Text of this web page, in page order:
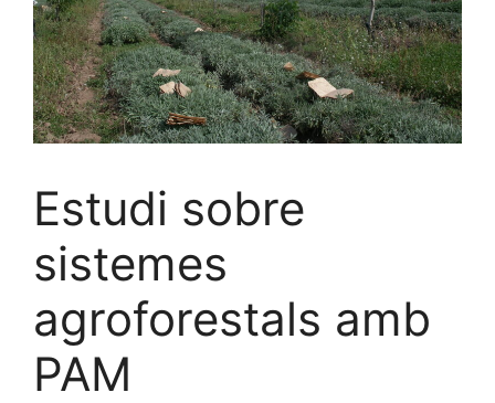
Estudi sobre
sistemes
agroforestals amb
PAM